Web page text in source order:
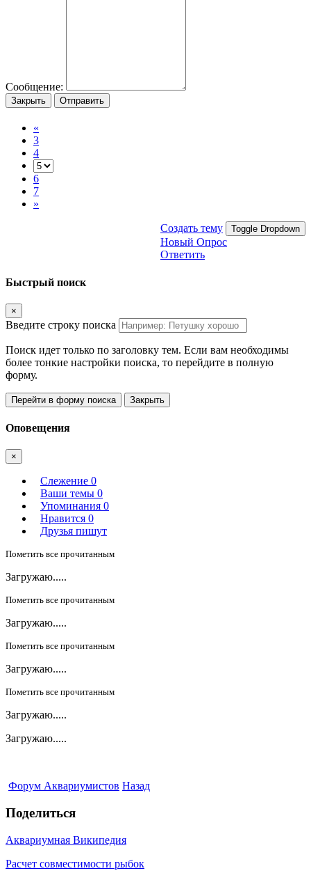
Сообщение:
Закрыть Отправить
«
3
4
6
7
»
Создать тему Toggle Dropdown
Новый Опрос
Ответить
Быстрый поиск
×
Введите строку поиска
Поиск идет только по заголовку тем. Если вам необходимы
более тонкие настройки поиска, то перейдите в полную
форму.
Перейти в форму поиска Закрыть
Оповещения
×
Слежение 0
Ваши темы 0
Упоминания 0
Нравится 0
Друзья пишут
Пометить все прочитанным
Загружаю.....
Пометить все прочитанным
Загружаю.....
Пометить все прочитанным
Загружаю.....
Пометить все прочитанным
Загружаю.....
Загружаю.....
Форум Аквариумистов Назад
Поделиться
Аквариумная Википедия
Расчет совместимости рыбок